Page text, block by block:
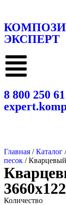
ЭКСПЕРТ
8 800 250
Главная /Каталог
песок /
Количество